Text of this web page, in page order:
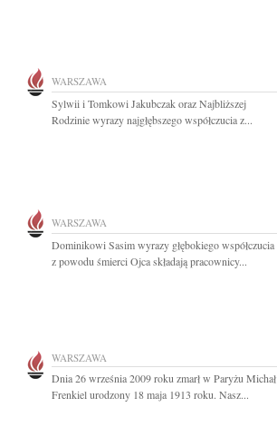
WARSZAWA
Sylwii i Tomkowi Jakubczak oraz Najbliższej
Rodzinie wyrazy najgłębszego współczucia z...
WARSZAWA
Dominikowi Sasim wyrazy głębokiego współczucia
z powodu śmierci Ojca składają pracownicy...
WARSZAWA
Dnia 26 września 2009 roku zmarł w Paryżu Michał
Frenkiel urodzony 18 maja 1913 roku. Nasz...